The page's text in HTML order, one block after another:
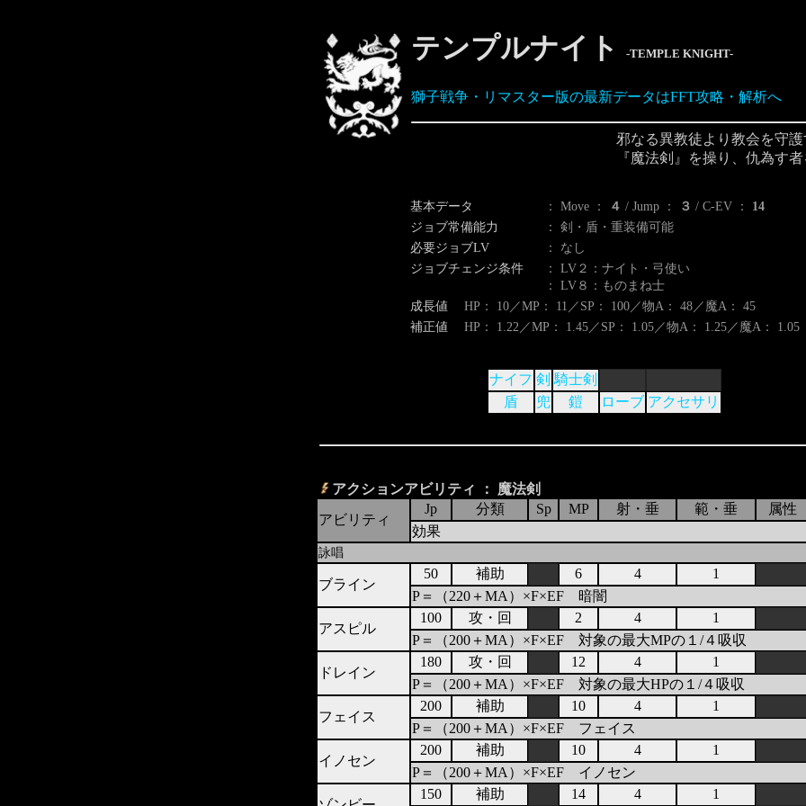
テンプルナイト -TEMPLE KNIGHT-
獅子戦争・リマスター版の最新データはFFT攻略・解析へ
邪なる異教徒より教会を守
『魔法剣』を操り、仇為す
基本データ ： Move ： ４ / Jump ： ３ / C-EV ： 14
ジョブ常備能力
： 剣・盾・重装備可能
必要ジョブLV
： なし
ジョブチェンジ条件
： LV２：ナイト・弓使い
： LV８：ものまね士
成長値 HP： 10／MP： 11／SP： 100／物A： 48／魔A： 45
補正値 HP： 1.22／MP： 1.45／SP： 1.05／物A： 1.25／魔A： 1.05
ナイフ 剣 騎士剣
盾
兜 鎧 ローブ アクセサリ
アクションアビリティ ： 魔法剣
アビリティ
Jp 分類 Sp MP 射・垂 範・垂
属性
効果
詠唱
ブライン
50 補助 6 4
1
P＝（220＋MA）×F×EF 暗闇
アスピル
100 攻・回 2 4
1
P＝（200＋MA）×F×EF 対象の最大MPの１/４吸収
ドレイン
180 攻・回 12 4
1
P＝（200＋MA）×F×EF 対象の最大HPの１/４吸収
フェイス
200 補助 10 4
1
P＝（200＋MA）×F×EF フェイス
イノセン
200 補助 10 4
1
P＝（200＋MA）×F×EF イノセン
150 補助 14 4 1